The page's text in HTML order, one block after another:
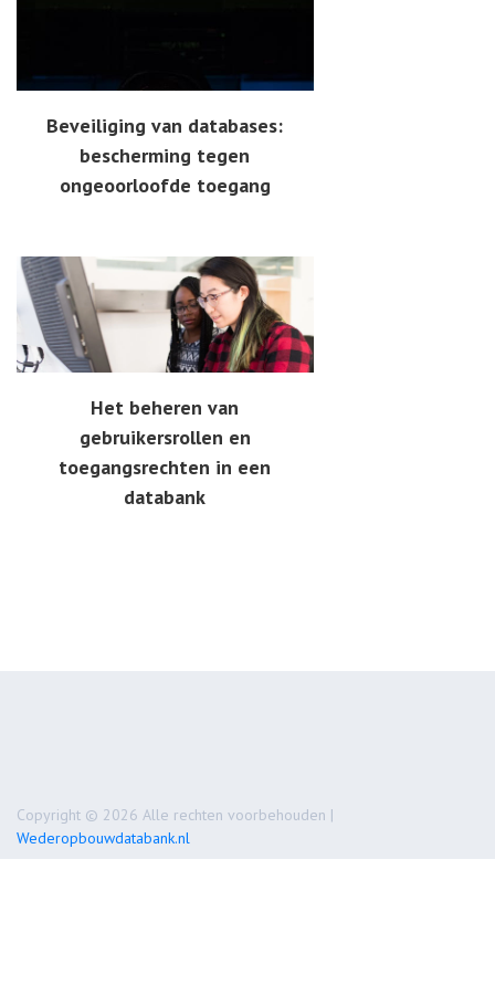
Beveiliging van databases:
bescherming tegen
ongeoorloofde toegang
Het beheren van
gebruikersrollen en
toegangsrechten in een
databank
Copyright © 2026 Alle rechten voorbehouden |
Wederopbouwdatabank.nl